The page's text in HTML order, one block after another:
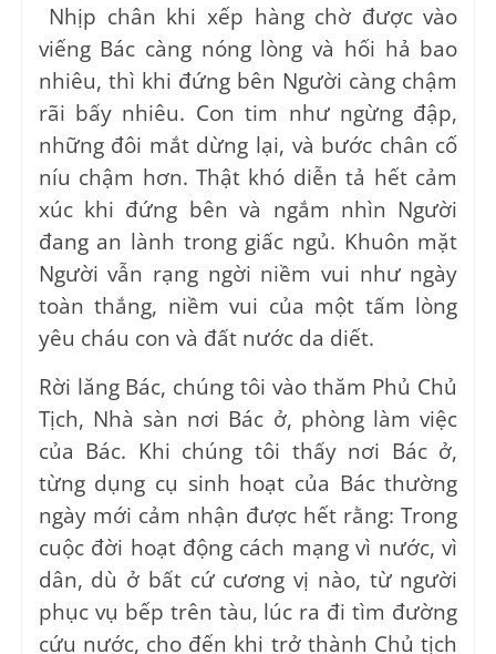
Nhịp chân khi xếp hàng chờ được vào
viếng Bác càng nóng lòng và hối hả bao
nhiêu, thì khi đứng bên Người càng chậm
rãi bấy nhiêu. Con tim như ngừng đập,
những đôi mắt dừng lại, và bước chân cố
níu chậm hơn. Thật khó diễn tả hết cảm
xúc khi đứng bên và ngắm nhìn Người
đang an lành trong giấc ngủ. Khuôn mặt
Người vẫn rạng ngời niềm vui như ngày
toàn thắng, niềm vui của một tấm lòng
yêu cháu con và đất nước da diết.
Rời lăng Bác, chúng tôi vào thăm Phủ Chủ
Tịch, Nhà sàn nơi Bác ở, phòng làm việc
của Bác. Khi chúng tôi thấy nơi Bác ở,
từng dụng cụ sinh hoạt của Bác thường
ngày mới cảm nhận được hết rằng: Trong
cuộc đời hoạt động cách mạng vì nước, vì
dân, dù ở bất cứ cương vị nào, từ người
phục vụ bếp trên tàu, lúc ra đi tìm đường
cứu nước, cho đến khi trở thành Chủ tịch